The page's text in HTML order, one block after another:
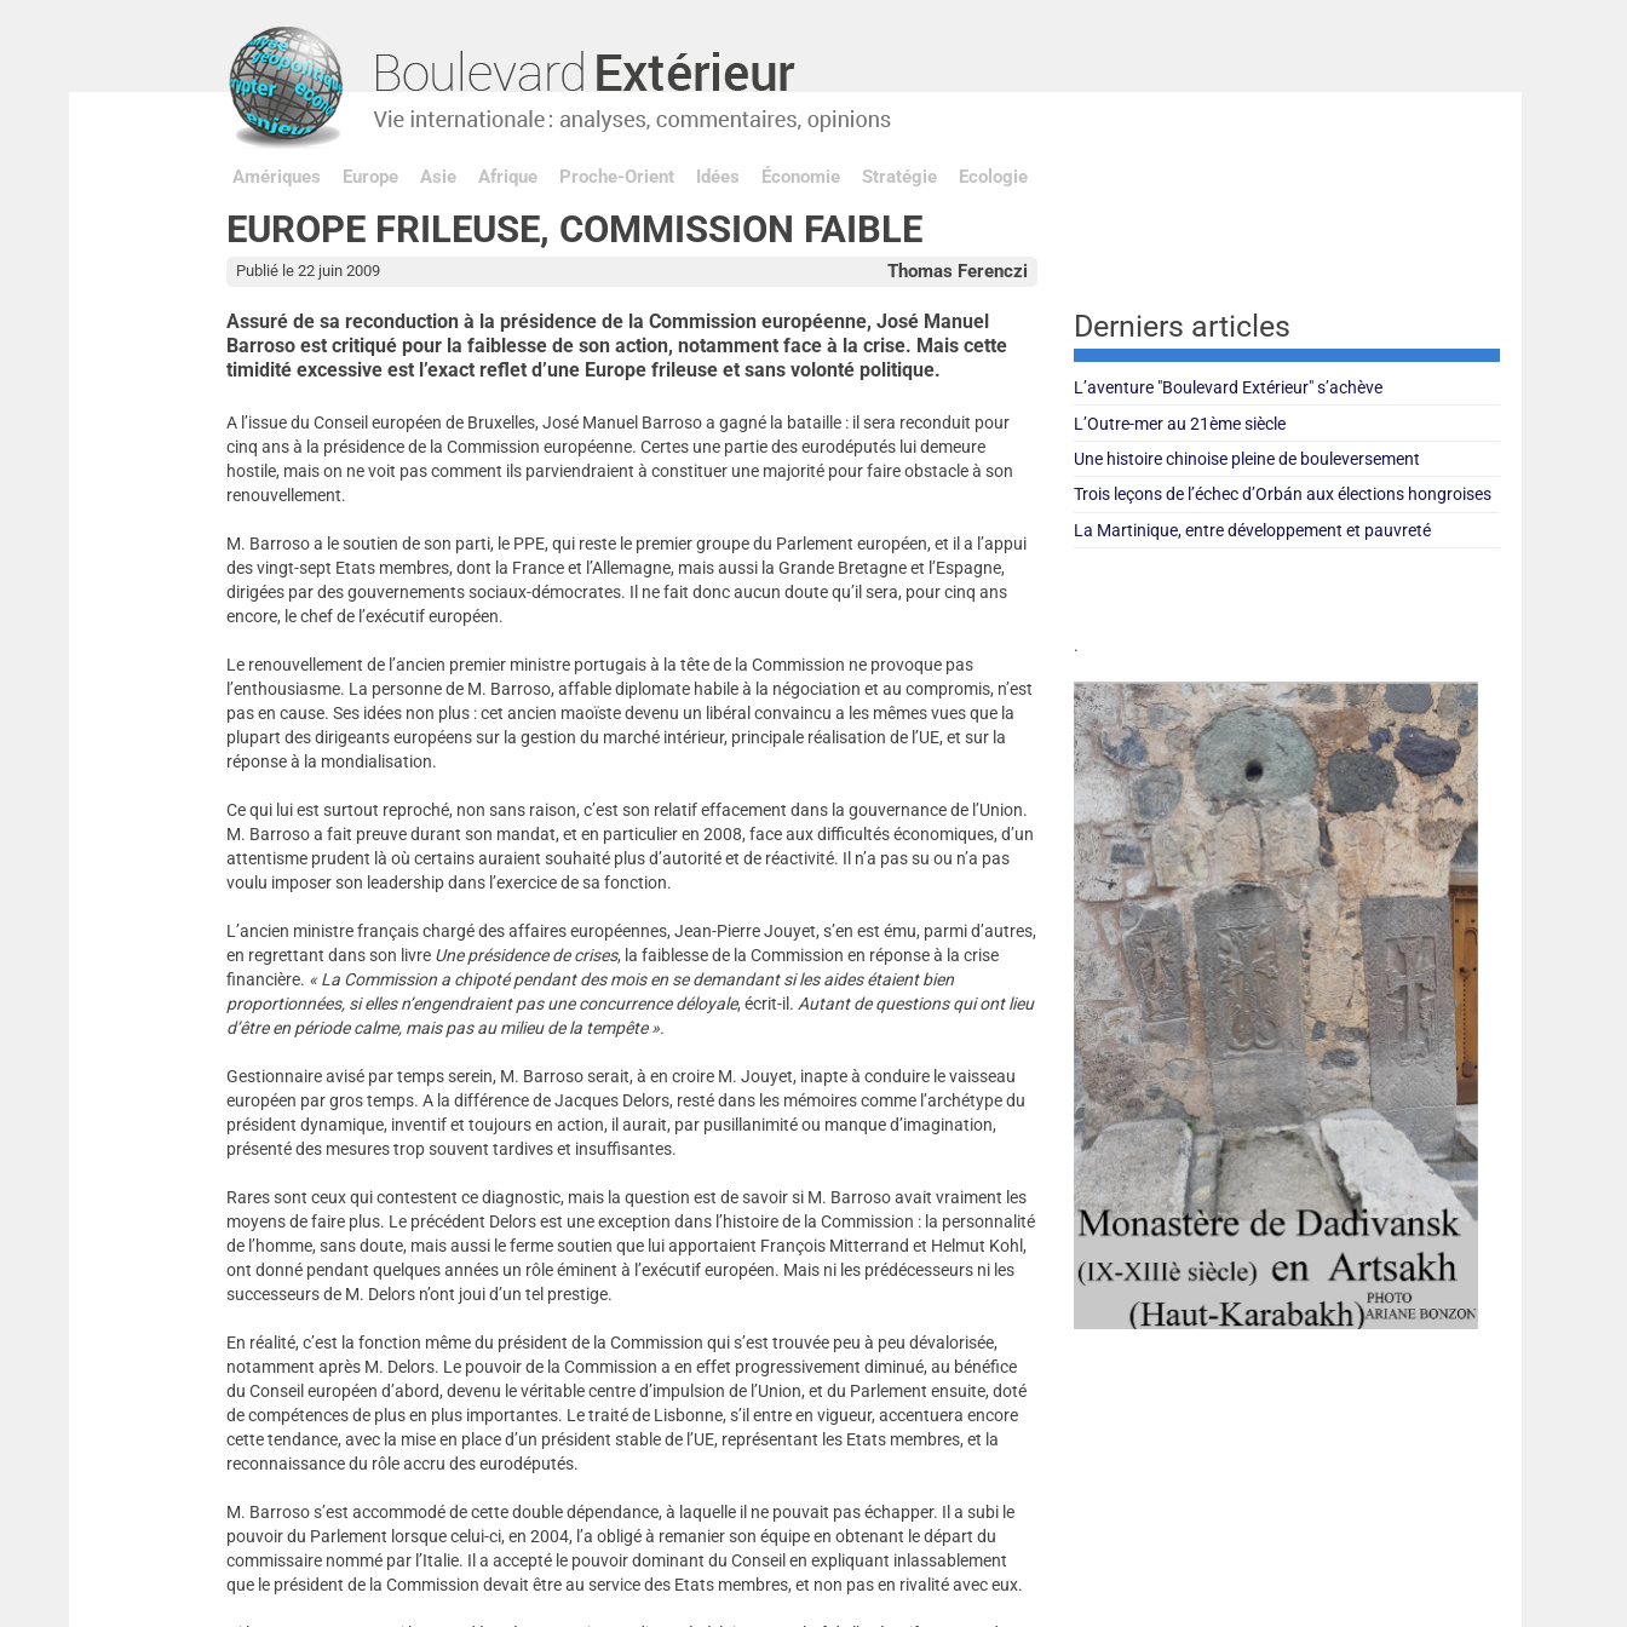
Amériques Europe Asie Afrique Proche-Orient Idées Économie Stratégie Ecologie
EUROPE FRILEUSE, COMMISSION FAIBLE
Thomas Ferenczi
Publié le 22 juin 2009
Assuré de sa reconduction à la présidence de la Commission européenne, José Manuel
Barroso est critiqué pour la faiblesse de son action, notamment face à la crise. Mais cette
timidité excessive est l’exact reflet d’une Europe frileuse et sans volonté politique.
A l’issue du Conseil européen de Bruxelles, José Manuel Barroso a gagné la bataille : il sera reconduit pour
cinq ans à la présidence de la Commission européenne. Certes une partie des eurodéputés lui demeure
hostile, mais on ne voit pas comment ils parviendraient à constituer une majorité pour faire obstacle à son
renouvellement.
M. Barroso a le soutien de son parti, le PPE, qui reste le premier groupe du Parlement européen, et il a l’appui
des vingt-sept Etats membres, dont la France et l’Allemagne, mais aussi la Grande Bretagne et l’Espagne,
dirigées par des gouvernements sociaux-démocrates. Il ne fait donc aucun doute qu’il sera, pour cinq ans
encore, le chef de l’exécutif européen.
Le renouvellement de l’ancien premier ministre portugais à la tête de la Commission ne provoque pas
l’enthousiasme. La personne de M. Barroso, affable diplomate habile à la négociation et au compromis, n’est
pas en cause. Ses idées non plus : cet ancien maoïste devenu un libéral convaincu a les mêmes vues que la
plupart des dirigeants européens sur la gestion du marché intérieur, principale réalisation de l’UE, et sur la
réponse à la mondialisation.
Ce qui lui est surtout reproché, non sans raison, c’est son relatif effacement dans la gouvernance de l’Union.
M. Barroso a fait preuve durant son mandat, et en particulier en 2008, face aux difficultés économiques, d’un
attentisme prudent là où certains auraient souhaité plus d’autorité et de réactivité. Il n’a pas su ou n’a pas
voulu imposer son leadership dans l’exercice de sa fonction.
L’ancien ministre français chargé des affaires européennes, Jean-Pierre Jouyet, s’en est ému, parmi d’autres,
en regrettant dans son livre Une présidence de crises, la faiblesse de la Commission en réponse à la crise
financière. «La Commission a chipoté pendant des mois en se demandant si les aides étaient bien
proportionnées, si elles n’engendraient pas une concurrence déloyale, écrit-il. Autant de questions qui ont lieu
d’être en période calme, mais pas au milieu de la tempête ».
Gestionnaire avisé par temps serein, M. Barroso serait, à en croire M. Jouyet, inapte à conduire le vaisseau
européen par gros temps. A la différence de Jacques Delors, resté dans les mémoires comme l’archétype du
président dynamique, inventif et toujours en action, il aurait, par pusillanimité ou manque d’imagination,
présenté des mesures trop souvent tardives et insuffisantes.
Rares sont ceux qui contestent ce diagnostic, mais la question est de savoir si M. Barroso avait vraiment les
moyens de faire plus. Le précédent Delors est une exception dans l’histoire de la Commission : la personnalité
de l’homme, sans doute, mais aussi le ferme soutien que lui apportaient François Mitterrand et Helmut Kohl,
ont donné pendant quelques années un rôle éminent à l’exécutif européen. Mais ni les prédécesseurs ni les
successeurs de M. Delors n’ont joui d’un tel prestige.
En réalité, c’est la fonction même du président de la Commission qui s’est trouvée peu à peu dévalorisée,
notamment après M. Delors. Le pouvoir de la Commission a en effet progressivement diminué, au bénéfice
du Conseil européen d’abord, devenu le véritable centre d’impulsion de l’Union, et du Parlement ensuite, doté
de compétences de plus en plus importantes. Le traité de Lisbonne, s’il entre en vigueur, accentuera encore
cette tendance, avec la mise en place d’un président stable de l’UE, représentant les Etats membres, et la
reconnaissance du rôle accru des eurodéputés.
M. Barroso s’est accommodé de cette double dépendance, à laquelle il ne pouvait pas échapper. Il a subi le
pouvoir du Parlement lorsque celui-ci, en 2004, l’a obligé à remanier son équipe en obtenant le départ du
commissaire nommé par l’Italie. Il a accepté le pouvoir dominant du Conseil en expliquant inlassablement
que le président de la Commission devait être au service des Etats membres, et non pas en rivalité avec eux.
Derniers articles
L’aventure "Boulevard Extérieur" s’achève
L’Outre-mer au 21ème siècle
Une histoire chinoise pleine de bouleversement
Trois leçons de l’échec d’Orbán aux élections hongroises
La Martinique, entre développement et pauvreté
.